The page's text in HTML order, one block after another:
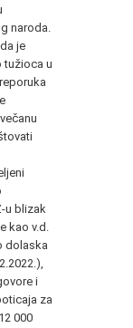
naroda.
je
tužioca u
u blizak
kao v.d.
dolaska
i
za
000